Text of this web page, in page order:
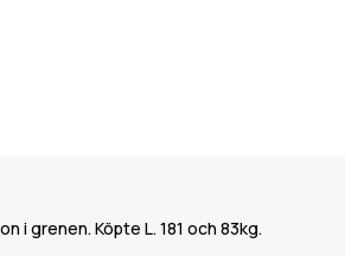
grenen. Köpte L. 181 och 83kg.